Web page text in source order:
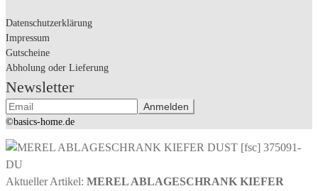
Datenschutzerklärung
Impressum
Gutscheine
Abholung oder Lieferung
Newsletter
©basics-home.de
Aktueller Artikel: MEREL ABLAGESCHRANK KIEFER